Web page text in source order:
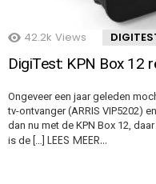
42.2k Views
DigiTest: KPN Box 12
Ongeveer een jaar geleden
tv-ontvanger (ARRIS VIP5202)
dan nu met de KPN Box 12,
is de […] LEES MEER…